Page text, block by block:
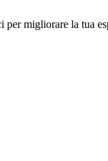
migliorare la tua